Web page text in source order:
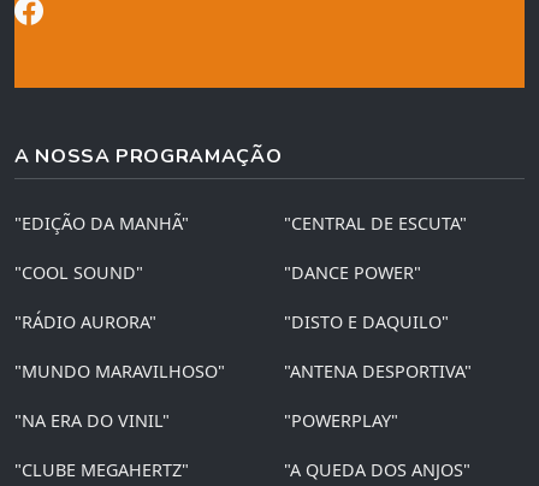
A NOSSA PROGRAMAÇÃO
"EDIÇÃO DA MANHÃ" "CENTRAL DE ESCUTA"
"COOL SOUND" "DANCE POWER"
"RÁDIO AURORA" "DISTO E DAQUILO"
"MUNDO MARAVILHOSO" "ANTENA DESPORTIVA"
"NA ERA DO VINIL" "POWERPLAY"
"CLUBE MEGAHERTZ" "A QUEDA DOS ANJOS"